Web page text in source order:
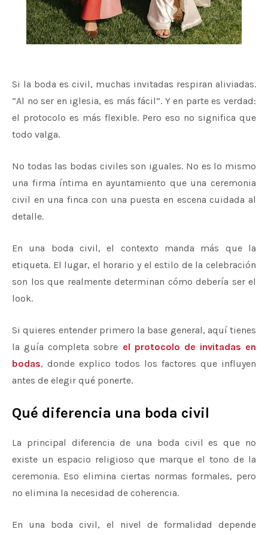
Si la boda es civil, muchas invitadas respiran aliviadas.
“Al no ser en iglesia, es más fácil”. Y en parte es verdad:
el protocolo es más flexible. Pero eso no significa que
todo valga.
No todas las bodas civiles son iguales. No es lo mismo
una firma íntima en ayuntamiento que una ceremonia
civil en una finca con una puesta en escena cuidada al
detalle.
En una boda civil, el contexto manda más que la
etiqueta. El lugar, el horario y el estilo de la celebración
son los que realmente determinan cómo debería ser el
look.
Si quieres entender primero la base general, aquí tienes
la guía completa sobre el protocolo de invitadas en
bodas, donde explico todos los factores que influyen
antes de elegir qué ponerte.
Qué diferencia una boda civil
La principal diferencia de una boda civil es que no
existe un espacio religioso que marque el tono de la
ceremonia. Eso elimina ciertas normas formales, pero
no elimina la necesidad de coherencia.
En una boda civil, el nivel de formalidad depende